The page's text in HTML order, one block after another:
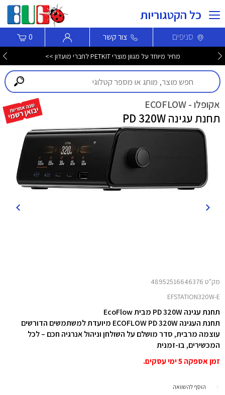
כל הקטגוריות
סניפים צור קשר 0
מחיר מיוחד על מגוון מוצרי PETKIT לחברי מועדון >>
אקופלו - ECOFLOW
תחנת עגינה PD 320W
מק"ט 48952516646376
EFSTATION320W-E
תחנת עגינה PD 320W מבית EcoFlow
תחנת העגינה ECOFLOW PD 320W מיועדת למשתמשים הדורשים
עוצמה מרבית, סדר מושלם על השולחן וניהול אנרגיה חכם – לכל
המכשירים, בו-זמנית
זמן אספקה 5 ימי עסקים.
הוסף להשוואה